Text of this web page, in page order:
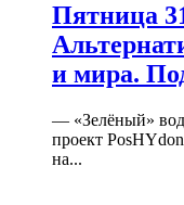
Пятница
и мира.
— «Зелёный»
проект
на...